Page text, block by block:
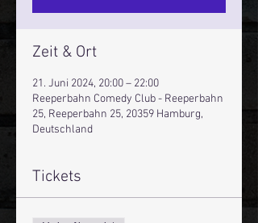
Zeit & Ort
21. Juni 2024, 20:00 – 22:00
Reeperbahn Comedy Club - Reeperbahn
25, Reeperbahn 25, 20359 Hamburg,
Deutschland
Tickets